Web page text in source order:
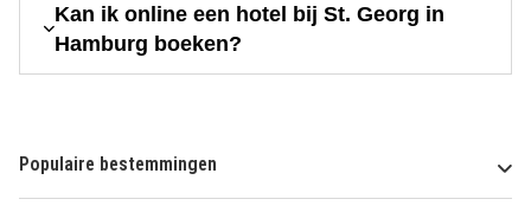
Kan ik online een hotel bij St. Georg in
Hamburg boeken?
Populaire bestemmingen